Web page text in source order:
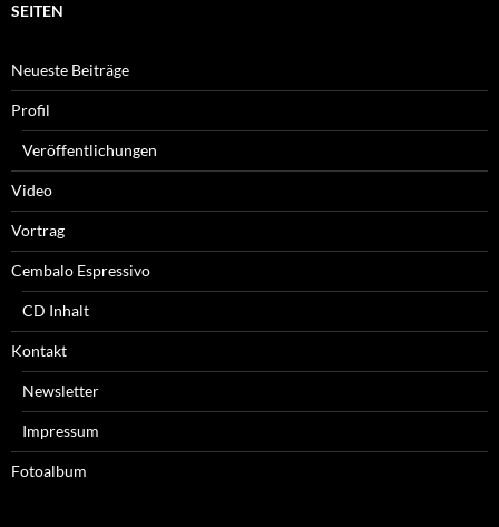
SEITEN
Neueste Beiträge
Profil
Veröffentlichungen
Video
Vortrag
Cembalo Espressivo
CD Inhalt
Kontakt
Newsletter
Impressum
Fotoalbum